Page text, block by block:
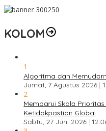
KOLOM
1
Algoritma dan
Jumat, 7 Agustus 2026 |
2
Membarui Skala
Ketidakpastian Global
Sabtu, 27 Juni 2026 |